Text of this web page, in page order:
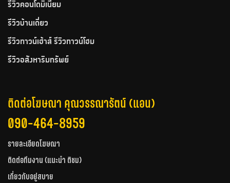
รีวิวคอนโดมิเนียม
รีวิวบ้านเดี่ยว
รีวิวทาวน์เฮ้าส์ รีวิวทาวน์โฮม
รีวิวอสังหาริมทรัพย์
ติดต่อโฆษณา คุณวรรณารัตน์ (แอน)
090-464-8959
รายละเอียดโฆษณา
ติดต่อทีมงาน (แนะนำ ติชม)
เกี่ยวกับอยู่สบาย